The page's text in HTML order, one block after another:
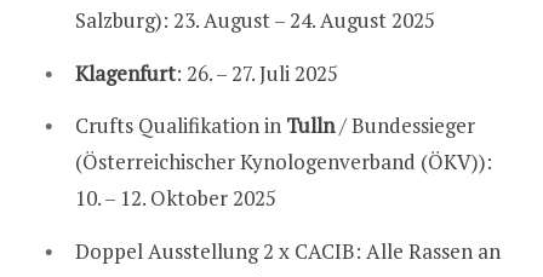
Salzburg): 23. August – 24. August 2025
Klagenfurt: 26. – 27. Juli 2025
Crufts Qualifikation in Tulln/ Bundessieger
(Österreichischer Kynologenverband (ÖKV)):
10. – 12. Oktober 2025
Doppel Ausstellung 2 x CACIB: Alle Rassen an